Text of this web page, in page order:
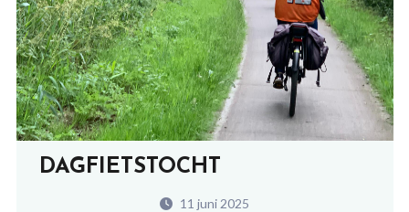
DAGFIETSTOCHT
11 juni 2025